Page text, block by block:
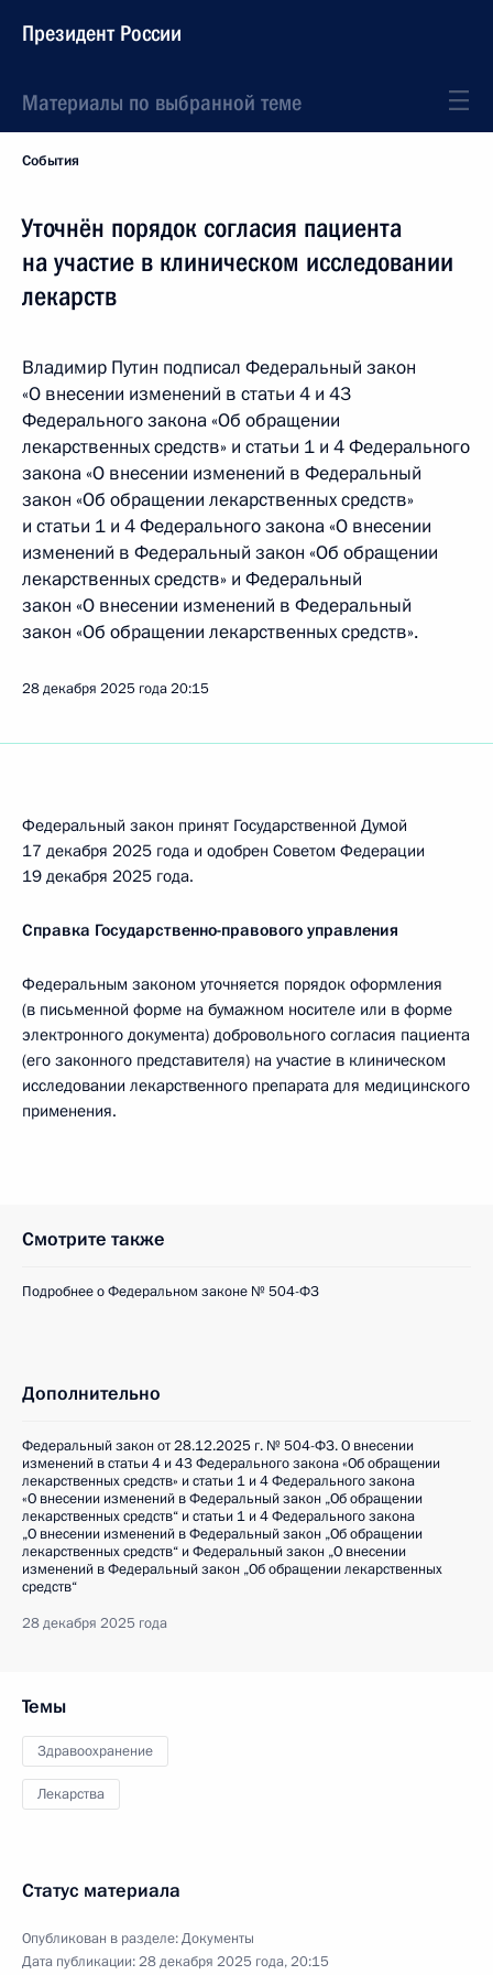
Президент России
Материалы по выбранной теме
События
Уточнён порядок согласия пациента
на участие в клиническом исследовании
лекарств
Владимир Путин подписал Федеральный закон
«О внесении изменений в статьи 4 и 43
Федерального закона «Об обращении
лекарственных средств» и статьи 1 и 4 Федерального
закона «О внесении изменений в Федеральный
закон «Об обращении лекарственных средств»
и статьи 1 и 4 Федерального закона «О внесении
изменений в Федеральный закон «Об обращении
лекарственных средств» и Федеральный
закон «О внесении изменений в Федеральный
закон «Об обращении лекарственных средств».
28 декабря 2025 года20:15
Федеральный закон принят Государственной Думой
17 декабря 2025 года и одобрен Советом Федерации
19 декабря 2025 года.
Справка Государственно-правового управления
Федеральным законом уточняется порядок оформления
(в письменной форме на бумажном носителе или в форме
электронного документа) добровольного согласия пациента
(его законного представителя) на участие в клиническом
исследовании лекарственного препарата для медицинского
применения.
Смотрите также
Подробнее о Федеральном законе № 504-ФЗ
Дополнительно
Федеральный закон от 28.12.2025 г. № 504-ФЗ. О внесении
изменений в статьи 4 и 43 Федерального закона «Об обращении
лекарственных средств» и статьи 1 и 4 Федерального закона
«О внесении изменений в Федеральный закон „Об обращении
лекарственных средств“ и статьи 1 и 4 Федерального закона
„О внесении изменений в Федеральный закон „Об обращении
лекарственных средств“ и Федеральный закон „О внесении
изменений в Федеральный закон „Об обращении лекарственных
средств“
28 декабря 2025 года
Темы
Здравоохранение
Лекарства
Статус материала
Опубликован в разделе:Документы
Дата публикации:28 декабря 2025 года, 20:15